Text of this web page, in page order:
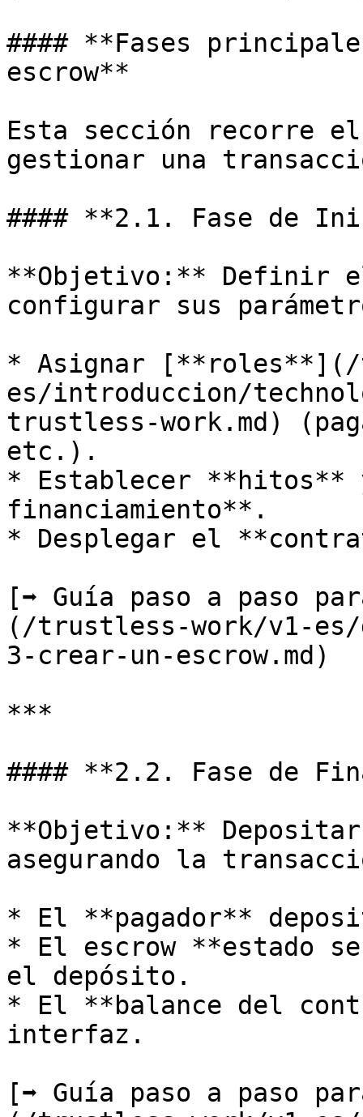
#### **Fases
escrow**
Esta sección recorre
gestionar una
#### **2.1. Fase de
**Objetivo:** Definir
configurar sus
* Asignar [**roles**](/
es/introduccion/
trustless-work.md)
etc.).
* Establecer **hitos**
financiamiento**.
* Desplegar el
[➡️ Guía paso a paso
(/trustless-work/v1-es/
3-crear-un-escrow.md)
***
#### **2.2. Fase de
**Objetivo:**
asegurando la
* El **pagador**
* El escrow **estado
el depósito.
* El **balance del
interfaz.
[➡️ Guía paso a paso